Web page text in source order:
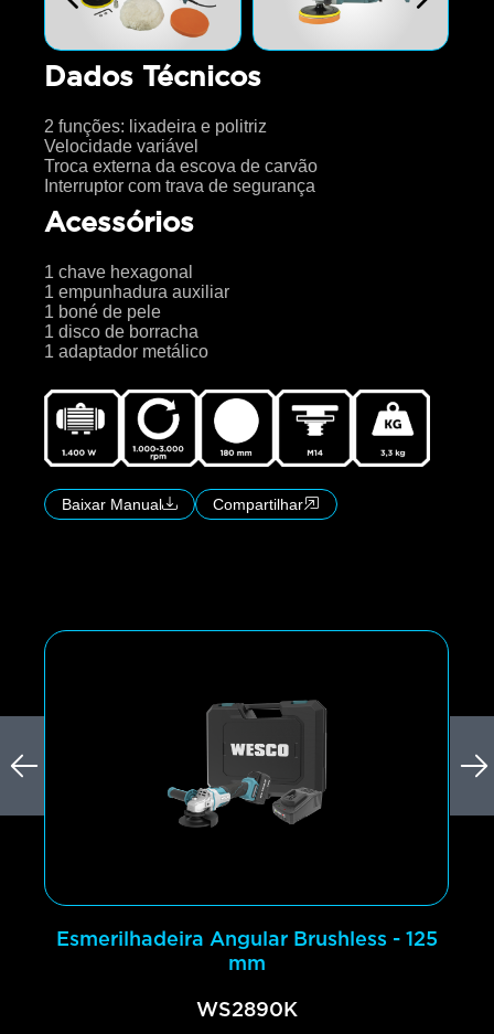
Dados Técnicos
2 funções: lixadeira e politriz
Velocidade variável
Troca externa da escova de carvão
Interruptor com trava de segurança
Acessórios
1 chave hexagonal
1 empunhadura auxiliar
1 boné de pele
1 disco de borracha
1 adaptador metálico
Baixar Manual Compartilhar
Esmerilhadeira Angular Brushless - 125
mm
WS2890K